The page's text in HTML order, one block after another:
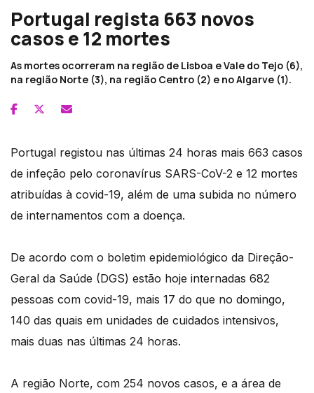
Portugal regista 663 novos
casos e 12 mortes
As mortes ocorreram na região de Lisboa e Vale do Tejo (6),
na região Norte (3), na região Centro (2) e no Algarve (1).
Portugal registou nas últimas 24 horas mais 663 casos
de infeção pelo coronavírus SARS-CoV-2 e 12 mortes
atribuídas à covid-19, além de uma subida no número
de internamentos com a doença.
De acordo com o boletim epidemiológico da Direção-
Geral da Saúde (DGS) estão hoje internadas 682
pessoas com covid-19, mais 17 do que no domingo,
140 das quais em unidades de cuidados intensivos,
mais duas nas últimas 24 horas.
A região Norte, com 254 novos casos, e a área de